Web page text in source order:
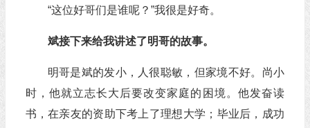
“这位好哥们是谁呢？”我很是好奇。
斌接下来给我讲述了明哥的故事。
明哥是斌的发小，人很聪敏，但家境不好。尚小
时，他就立志长大后要改变家庭的困境。他发奋读
书，在亲友的资助下考上了理想大学；毕业后，成功